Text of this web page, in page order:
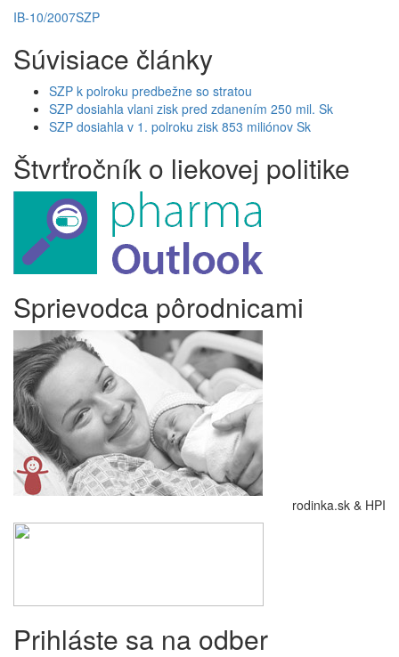
IB-10/2007SZP
Súvisiace články
SZP k polroku predbežne so stratou
SZP dosiahla vlani zisk pred zdanením 250 mil. Sk
SZP dosiahla v 1. polroku zisk 853 miliónov Sk
Štvrťročník o liekovej politike
Sprievodca pôrodnicami
rodinka.sk & HPI
Prihláste sa na odber